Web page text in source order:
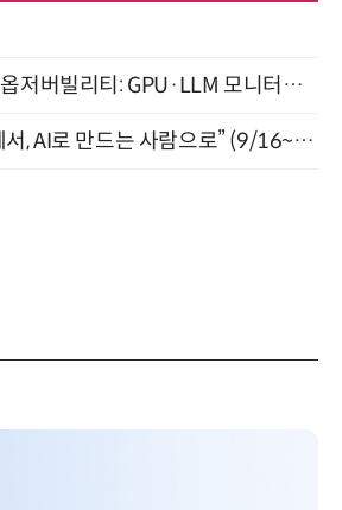
[올쇼TV] AI 시대의 옵저버빌리티: GPU·LLM 모니터링부터 AI 기반 장애 대응까지 (8/11 생방송)
“AI에게 묻는 사람에서, AI로 만드는 사람으로” (9/16~17)